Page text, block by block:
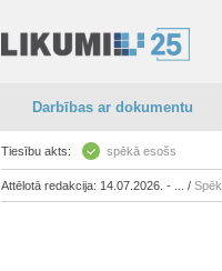
Darbības ar dokumentu
Tiesību akts: spēkā esošs
Attēlotā redakcija: 14.07.2026. - ... /